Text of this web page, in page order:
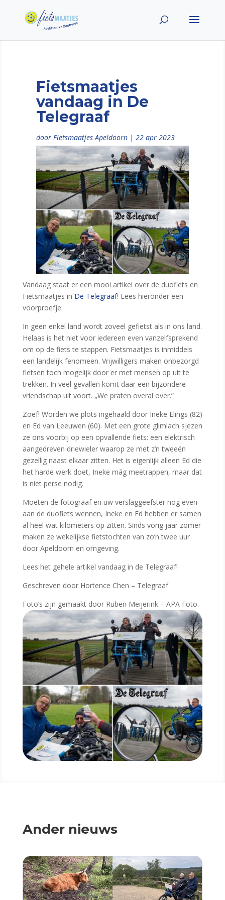
Fietsmaatjes
vandaag in De
Telegraaf
door Fietsmaatjes Apeldoorn| 22 apr 2023
Vandaag staat er een mooi artikel over de duofiets en
Fietsmaatjes in De Telegraaf! Lees hieronder een
voorproefje:
In geen enkel land wordt zoveel gefietst als in ons land.
Helaas is het niet voor iedereen even vanzelfsprekend
om op de fiets te stappen. Fietsmaatjes is inmiddels
een landelijk fenomeen. Vrijwilligers maken onbezorgd
fietsen toch mogelijk door er met mensen op uit te
trekken. In veel gevallen komt daar een bijzondere
vriendschap uit voort. „We praten overal over.”
Zoef! Worden we plots ingehaald door Ineke Elings (82)
en Ed van Leeuwen (60). Met een grote glimlach sjezen
ze ons voorbij op een opvallende fiets: een elektrisch
aangedreven driewieler waarop ze met z’n tweeën
gezellig naast elkaar zitten. Het is eigenlijk alleen Ed die
het harde werk doet, Ineke mág meetrappen, maar dat
is niet perse nodig.
Moeten de fotograaf en uw verslaggeefster nog even
aan de duofiets wennen, Ineke en Ed hebben er samen
al heel wat kilometers op zitten. Sinds vorig jaar zomer
maken ze wekelijkse fietstochten van zo’n twee uur
door Apeldoorn en omgeving.
Lees het gehele artikel vandaag in de Telegraaf!
Geschreven door Hortence Chen – Telegraaf
Foto’s zijn gemaakt door Ruben Meijerink – APA Foto.
Ander nieuws